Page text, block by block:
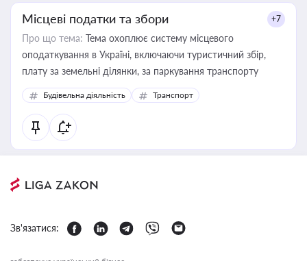
Місцеві податки та збори +7
Про що тема: Тема охоплює систему місцевого
оподаткування в Україні, включаючи туристичний збір,
плату за земельні ділянки, за паркування транспорту
Будівельна діяльність Транспорт
Зв'язатися: